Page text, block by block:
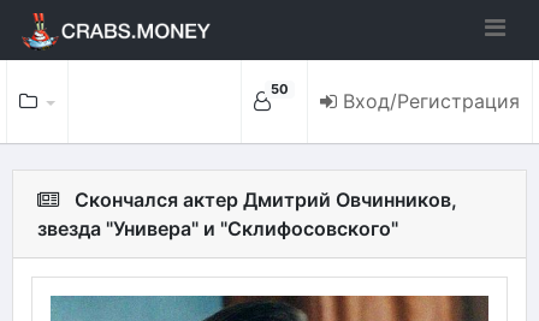
50 Вход/Регистрация
Скончался актер Дмитрий Овчинников,
звезда "Универа" и "Склифосовского"